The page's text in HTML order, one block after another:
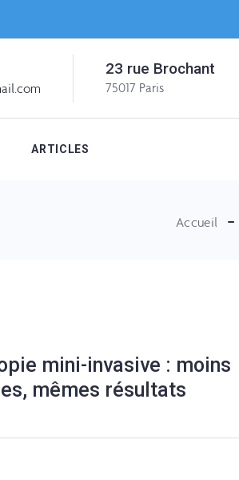
23 rue Brochant
75017 Paris
ARTICLES
Accueil
mini-invasive : moins
mêmes résultats